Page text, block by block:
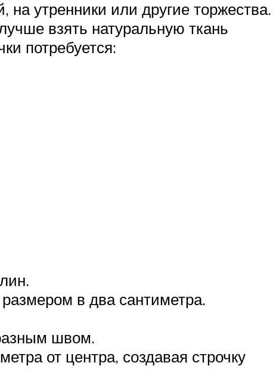
утренники или другие торжества.
взять натуральную ткань
потребуется:
в два сантиметра.
швом.
от центра, создавая строчку